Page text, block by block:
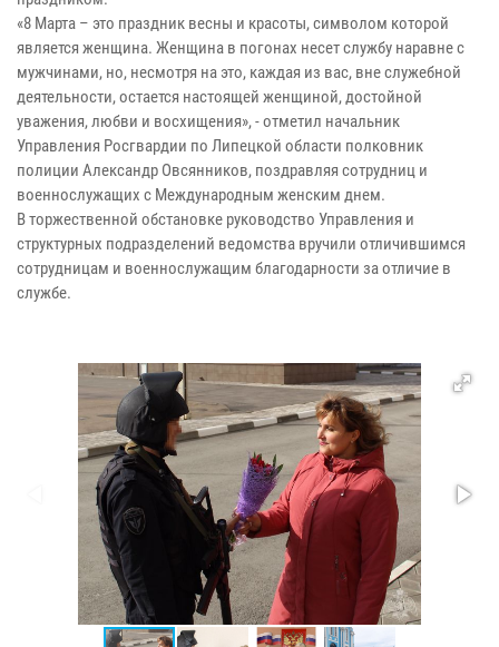
«8 Марта – это праздник весны и красоты, символом которой
является женщина. Женщина в погонах несет службу наравне с
мужчинами, но, несмотря на это, каждая из вас, вне служебной
деятельности,остается настоящей женщиной, достойной
уважения, любви и восхищения», - отметил начальник
Управления Росгвардии по Липецкой области полковник
полиции Александр Овсянников, поздравляя сотрудниц и
военнослужащих с Международным женским днем.
В торжественной обстановке руководство Управления и
структурных подразделений ведомства вручили отличившимся
сотрудницам и военнослужащим благодарности за отличие в
службе.